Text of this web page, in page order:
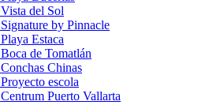
del Sol
by Pinnacle
Estaca
de Tomatlán
Chinas
escola
Puerto Vallarta